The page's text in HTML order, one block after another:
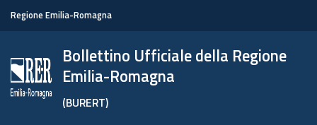
Regione Emilia-Romagna
Bollettino Ufficiale della Regione
Emilia-Romagna
(BURERT)